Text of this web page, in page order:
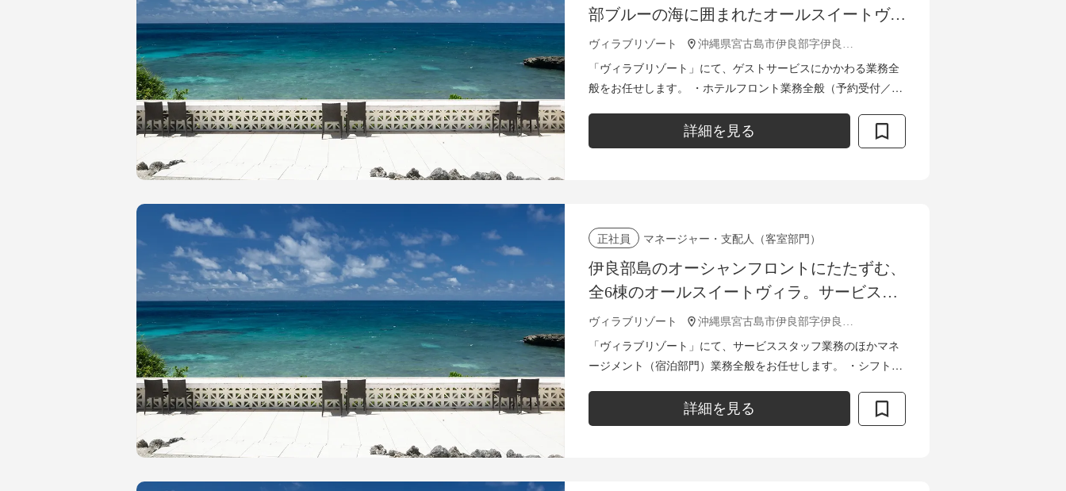
部ブルーの海に囲まれたオールスイートヴィ
ラで、極上のおもてなしを創り上げるサービ
ススタッフ募集。
ヴィラブリゾート 沖縄県宮古島市伊良部字伊良部817
「ヴィラブリゾート」にて、ゲストサービスにかかわる業務全
般をお任せします。 ・ホテルフロント業務全般（予約受付／客
ールサービス全般など） ...
詳細を見る
正社員 マネージャー・支配人（客室部門）
伊良部島のオーシャンフロントにたたずむ、
全6棟のオールスイートヴィラ。サービスマ
ネージャーとして、楽園のような極上のくつ
ろぎ体験を創り上げませんか？
ヴィラブリゾート 沖縄県宮古島市伊良部字伊良部817
「ヴィラブリゾート」にて、サービススタッフ業務のほかマネ
ージメント（宿泊部門）業務全般をお任せします。 ・シフト管
詳細を見る